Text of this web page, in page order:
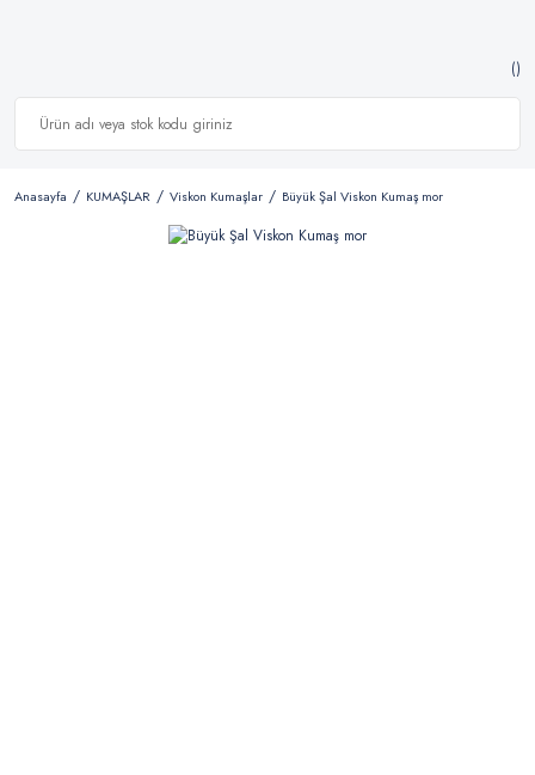
Anasayfa KUMAŞLAR Viskon Kumaşlar Büyük Şal Viskon Kumaş mor